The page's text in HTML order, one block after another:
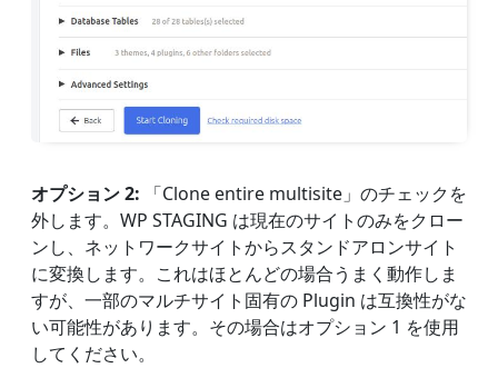
オプション 2: 「Clone entire multisite」のチェックを
外します。WP STAGING は現在のサイトのみをクロー
ンし、ネットワークサイトからスタンドアロンサイト
に変換します。これはほとんどの場合うまく動作しま
すが、一部のマルチサイト固有の Plugin は互換性がな
い可能性があります。その場合はオプション 1 を使用
してください。